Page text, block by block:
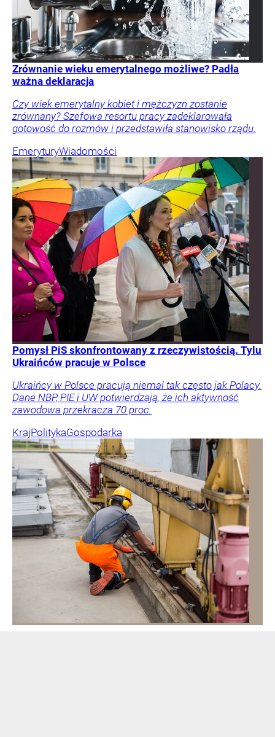
Zrównanie wieku emerytalnego możliwe? Padła
ważna deklaracja
Czy wiek emerytalny kobiet i mężczyzn zostanie
zrównany? Szefowa resortu pracy zadeklarowała
gotowość do rozmów i przedstawiła stanowisko rządu.
EmeryturyWiadomości
Pomysł PiS skonfrontowany z rzeczywistością. Tylu
Ukraińców pracuje w Polsce
Ukraińcy w Polsce pracują niemal tak często jak Polacy.
Dane NBP, PIE i UW potwierdzają, że ich aktywność
zawodowa przekracza 70 proc.
KrajPolitykaGospodarka